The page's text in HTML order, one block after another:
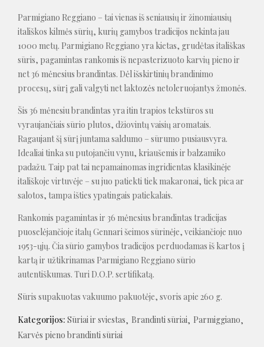
Parmigiano Reggiano – tai vienas iš seniausių ir žinomiausių
itališkos kilmės sūrių, kurių gamybos tradicijos nekinta jau
1000 metų. Parmigiano Reggiano yra kietas, grudėtas itališkas
sūris, pagamintas rankomis iš nepasterizuoto karvių pieno ir
net 36 mėnesius brandintas. Dėl išskirtinių brandinimo
procesų, sūrį gali valgyti net laktozės netoleruojantys žmonės.
Šis 36 mėnesiu brandintas yra itin trapios tekstūros su
vyraujančiais sūrio plutos, džiovintų vaisių aromatais.
Ragaujant šį sūrį juntama saldumo – sūrumo pusiausvyra.
Idealiai tinka su putojančiu vynu, kriaušemis ir balzamiko
padažu. Taip pat tai nepamainomas ingridientas klasikinėje
itališkoje virtuvėje – su juo patiekti tiek makaronai, tiek pica ar
salotos, tampa išties ypatingais patiekalais.
Rankomis pagamintas ir 36 mėnesius brandintas tradicijas
puoselėjančioje italų Gennari šeimos sūrinėje, veikiančioje nuo
1953-ųjų. Čia sūrio gamybos tradicijos perduodamas iš kartos į
kartą ir užtikrinamas Parmigiano Reggiano sūrio
autentiškumas. Turi D.O.P. sertifikatą.
Sūris supakuotas vakuumo pakuotėje, svoris apie 260 g.
Kategorijos: Sūriai ir sviestas Brandinti sūriai Parmiggiano
Karvės pieno brandinti sūriai